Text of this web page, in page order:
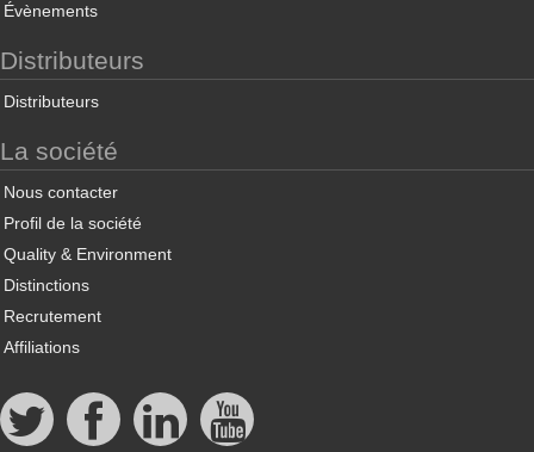
Évènements
Distributeurs
Distributeurs
La société
Nous contacter
Profil de la société
Quality & Environment
Distinctions
Recrutement
Affiliations